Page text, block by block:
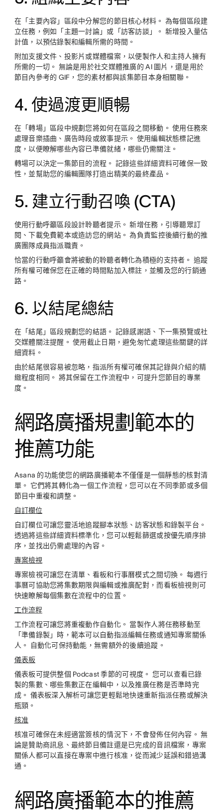
在「主要內容」區段中分解您的節目核心材料。 為每個區段建
立任務，例如「主題一討論」或「訪客訪談」。 新增投入量估
計值，以預估錄製和編輯所需的時間。
附加支援文件、投影片或媒體檔案，以便製作人和主持人擁有
所需的一切。 無論是用於社交媒體推廣的 AI 圖片，還是用於
節目內參考的 GIF，您的素材都與該集節目本身相關聯。
4. 使過渡更順暢
在「轉場」區段中規劃您將如何在區段之間移動。 使用任務來
處理音樂插曲、廣告時段或敘事提示。 使用編輯狀態標記進
度，以便瞭解哪些內容已準備就緒，哪些仍需關注。
轉場可以決定一集節目的流程。 記錄這些詳細資料可確保一致
性，並幫助您的編輯團隊打造出精美的最終產品。
5. 建立行動召喚 (CTA)
使用行動呼籲區段設計聆聽者提示。 新增任務，引導聽眾訂
閱、下載免費範本或造訪您的網站。 為負責監控後續行動的推
廣團隊成員指派職責。
恰當的行動呼籲會將被動的聆聽者轉化為積極的支持者。 追蹤
所有權可確保您在正確的時間點加入標註，並觸及您的行銷通
路。
6. 以結尾總結
在「結尾」區段規劃您的結語。 記錄感謝語、下一集預覽或社
交媒體關注提醒。 使用截止日期，避免匆忙處理這些關鍵的詳
細資料。
由於結尾很容易被忽略，指派所有權可確保其記錄與介紹的精
緻程度相同。 將其保留在工作流程中，可提升您節目的專業
度。
網路廣播規劃範本的
推薦功能
Asana 的功能使您的網路廣播範本不僅僅是一個靜態的核對清
單。 它們將其轉化為一個工作流程，您可以在不同季節或多個
節目中重複和調整。
自訂欄位
自訂欄位可讓您靈活地追蹤腳本狀態、訪客狀態和錄製平台。
透過將這些詳細資料標準化，您可以輕鬆篩選或按優先順序排
序，並找出仍需處理的內容。
專案檢視
專案檢視可讓您在清單、看板和行事曆模式之間切換。 每週行
事曆可協助您將集數期限與編輯或推廣配對，而看板檢視則可
快速瞭解每個集數在流程中的位置。
工作流程
工作流程可讓您將重複動作自動化。 當製作人將任務移動至
「準備錄製」時，範本可以自動指派編輯任務或通知專案關係
人。 自動化可保持動能，無需額外的後續追蹤。
儀表板
儀表板可提供整個 Podcast 季節的可視度。 您可以查看已錄
製的集數、哪些集數正在編輯中，以及推廣任務是否準時完
成。 儀表板深入解析可讓您更輕鬆地快速重新指派任務或解決
瓶頸。
核准
核准可確保在未經適當簽核的情況下，不會發佈任何內容。 無
論是贊助商訊息、最終節目備註還是已完成的音訊檔案，專案
關係人都可以直接在專案中進行核准，從而減少延誤和錯過溝
通。
網路廣播範本的推薦